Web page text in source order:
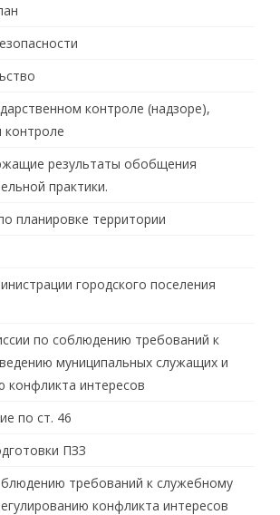
контроле (надзоре),
контроле
результаты обобщения
практики.
планировке территории
городского поселения
по соблюдению требований к
муниципальных служащих и
конфликта интересов
по ст. 46
ПЗЗ
требований к служебному
конфликта интересов